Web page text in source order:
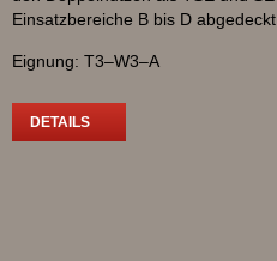
Einsatzbereiche B bis D abgedeckt.
Eignung: T3–W3–A
DETAILS